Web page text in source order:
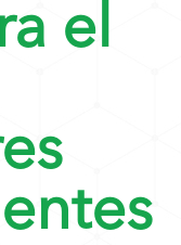
el